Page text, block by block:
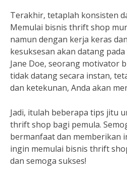
Terakhir, tetaplah konsisten
Memulai bisnis thrift shop
namun dengan kerja keras
kesuksesan akan datang
Jane Doe, seorang motivator
tidak datang secara instan,
dan ketekunan, Anda akan
Jadi, itulah beberapa tips jitu
thrift shop bagi pemula.
bermanfaat dan memberikan
ingin memulai bisnis thrift
dan semoga sukses!